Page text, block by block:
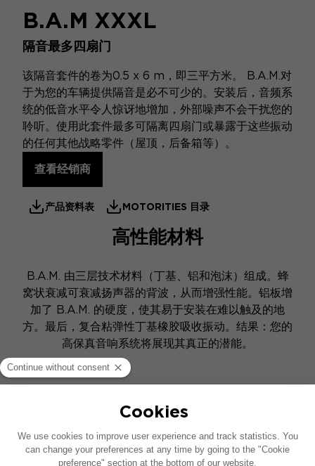
B.A.M XXXL
隔音最多四扇门
该隔音套件的卷为0.5 x 6 m，即三平方米。 B.A.M.对
于为您的车辆提供隔音是必不可少的。安装后，音频系
统的低音水平令人惊讶地增加，外部噪声不会干扰您的
聆听。使用此套件最多可隔离四扇门或暴露于这些振动
的任何其他战略零件（屋顶，后备箱等）。
查看经销商
产品资料表 MOTORITIES 目录
高性能材料
B.A.M. 由三层技术材料（丁基、铝和泡沫）组成。蜂
窝状衰减可衰减扬声器的背波，从而增强性能。铝板增
加了 B.A.M. 的硬度，使其易于安装在难以触及的地
方。最后，复合粘弹性丁基橡胶吸收振动。结果：您的
高保真音响系统将展现其真正的潜能。
同类产品